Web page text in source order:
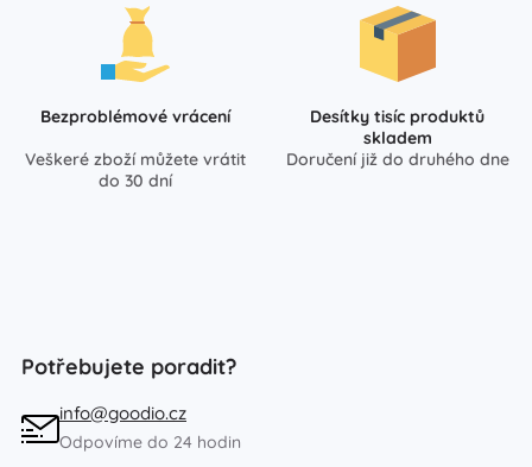
Bezproblémové vrácení
Veškeré zboží můžete vrátit
do 30 dní
Desítky tisíc produktů
skladem
Doručení již do druhého dne
Potřebujete poradit?
info@goodio.cz
Odpovíme do 24 hodin